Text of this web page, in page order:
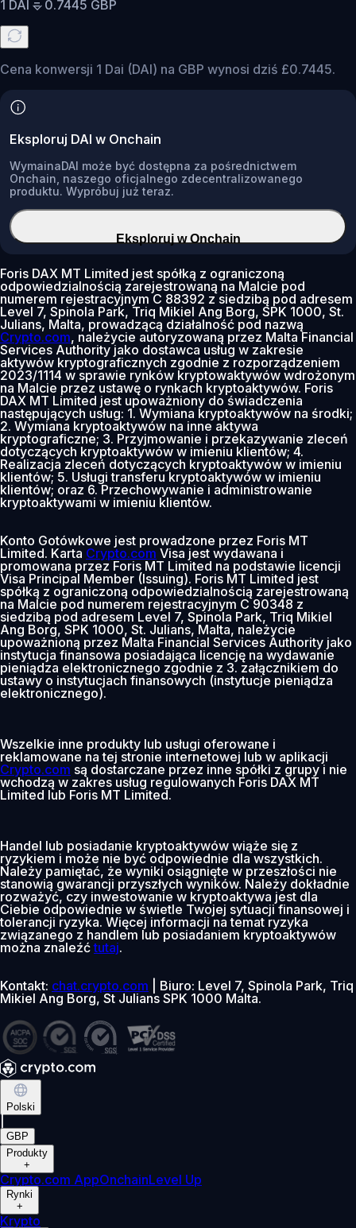
1 DAI = 0.7445 GBP
Cena konwersji 1 Dai (DAI) na GBP wynosi dziś £0.7445.
Eksploruj DAI w Onchain
WymainaDAI może być dostępna za pośrednictwem
Onchain, naszego oficjalnego zdecentralizowanego
produktu. Wypróbuj już teraz.
Eksploruj w Onchain
Foris DAX MT Limited jest spółką z ograniczoną
odpowiedzialnością zarejestrowaną na Malcie pod
numerem rejestracyjnym C 88392 z siedzibą pod adresem
Level 7, Spinola Park, Triq Mikiel Ang Borg, SPK 1000, St.
Julians, Malta, prowadzącą działalność pod nazwą
Crypto.com, należycie autoryzowaną przez Malta Financial
Services Authority jako dostawca usług w zakresie
aktywów kryptograficznych zgodnie z rozporządzeniem
2023/1114 w sprawie rynków kryptowaktywów wdrożonym
na Malcie przez ustawę o rynkach kryptoaktywów. Foris
DAX MT Limited jest upoważniony do świadczenia
następujących usług: 1. Wymiana kryptoaktywów na środki;
2. Wymiana kryptoaktywów na inne aktywa
kryptograficzne; 3. Przyjmowanie i przekazywanie zleceń
dotyczących kryptoaktywów w imieniu klientów; 4.
Realizacja zleceń dotyczących kryptoaktywów w imieniu
klientów; 5. Usługi transferu kryptoaktywów w imieniu
klientów; oraz 6. Przechowywanie i administrowanie
kryptoaktywami w imieniu klientów.
Konto Gotówkowe jest prowadzone przez Foris MT
Limited. Karta Crypto.com Visa jest wydawana i
promowana przez Foris MT Limited na podstawie licencji
Visa Principal Member (Issuing). Foris MT Limited jest
spółką z ograniczoną odpowiedzialnością zarejestrowaną
na Malcie pod numerem rejestracyjnym C 90348 z
siedzibą pod adresem Level 7, Spinola Park, Triq Mikiel
Ang Borg, SPK 1000, St. Julians, Malta, należycie
upoważnioną przez Malta Financial Services Authority jako
instytucja finansowa posiadająca licencję na wydawanie
pieniądza elektronicznego zgodnie z 3. załącznikiem do
ustawy o instytucjach finansowych (instytucje pieniądza
elektronicznego).
Wszelkie inne produkty lub usługi oferowane i
reklamowane na tej stronie internetowej lub w aplikacji
Crypto.com są dostarczane przez inne spółki z grupy i nie
wchodzą w zakres usług regulowanych Foris DAX MT
Limited lub Foris MT Limited.
Handel lub posiadanie kryptoaktywów wiąże się z
ryzykiem i może nie być odpowiednie dla wszystkich.
Należy pamiętać, że wyniki osiągnięte w przeszłości nie
stanowią gwarancji przyszłych wyników. Należy dokładnie
rozważyć, czy inwestowanie w kryptoaktywa jest dla
Ciebie odpowiednie w świetle Twojej sytuacji finansowej i
tolerancji ryzyka. Więcej informacji na temat ryzyka
związanego z handlem lub posiadaniem kryptoaktywów
można znaleźćtutaj.
Kontakt: chat.crypto.com | Biuro: Level 7, Spinola Park, Triq
Mikiel Ang Borg, St Julians SPK 1000 Malta.
Polski
GBP
Produkty
+
Crypto.com AppOnchainLevel Up
Rynki
+
Krypto